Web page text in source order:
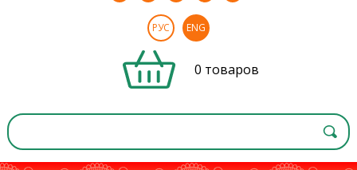
РУС ENG
0 товаров